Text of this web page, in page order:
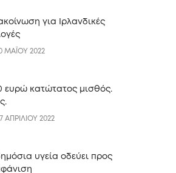
για Ιρλανδικές
ΜΑΪΟΥ 2022
ευρώ κατώτατος μισθός.
ΑΠΡΙΛΙΟΥ 2022
υγεία οδεύει προς